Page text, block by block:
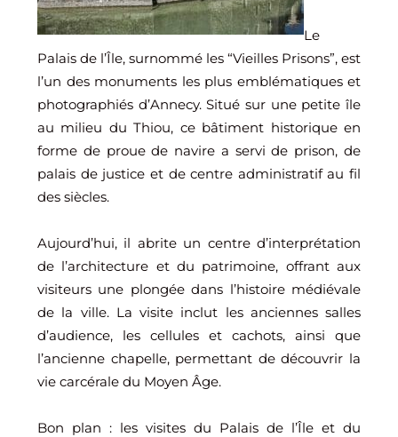
Le
Palais de l’Île, surnommé les “Vieilles Prisons”, est
l’un des monuments les plus emblématiques et
photographiés d’Annecy. Situé sur une petite île
au milieu du Thiou, ce bâtiment historique en
forme de proue de navire a servi de prison, de
palais de justice et de centre administratif au fil
des siècles.
Aujourd’hui, il abrite un centre d’interprétation
de l’architecture et du patrimoine, offrant aux
visiteurs une plongée dans l’histoire médiévale
de la ville. La visite inclut les anciennes salles
d’audience, les cellules et cachots, ainsi que
l’ancienne chapelle, permettant de découvrir la
vie carcérale du Moyen Âge.
Bon plan : les visites du Palais de l’Île et du